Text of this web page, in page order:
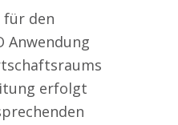
für den
Anwendung
erfolgt